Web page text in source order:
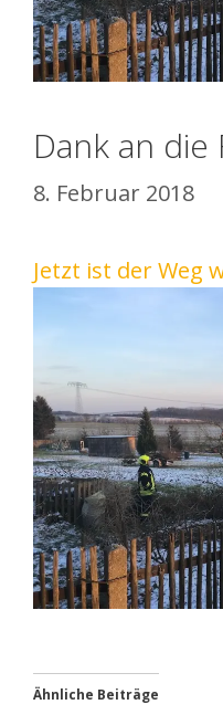
Dank an
8. Februar 2018
Jetzt ist der Weg
Ähnliche Beiträge